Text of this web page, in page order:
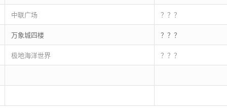
中联广场 ？？？
万象城四楼 ？？？
极地海洋世界 ？？？